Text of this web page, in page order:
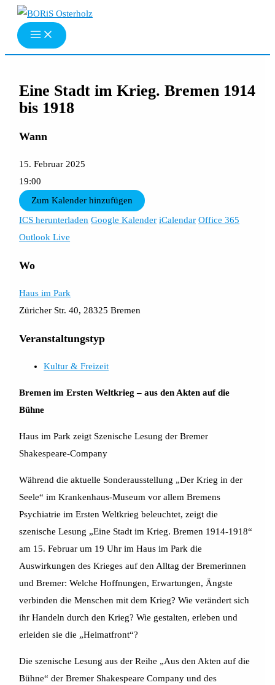
Zum
Inhalt
springen
Eine Stadt im Krieg. Bremen 1914
bis 1918
Wann
15. Februar 2025
19:00
Zum Kalender hinzufügen
ICS herunterladen Google Kalender iCalendar Office 365
Outlook Live
Wo
Haus im Park
Züricher Str. 40, 28325 Bremen
Veranstaltungstyp
Kultur & Freizeit
Bremen im Ersten Weltkrieg – aus den Akten auf die
Bühne
Haus im Park zeigt Szenische Lesung der Bremer
Shakespeare-Company
Während die aktuelle Sonderausstellung „Der Krieg in der
Seele“ im Krankenhaus-Museum vor allem Bremens
Psychiatrie im Ersten Weltkrieg beleuchtet, zeigt die
szenische Lesung „Eine Stadt im Krieg. Bremen 1914-1918“
am 15. Februar um 19 Uhr im Haus im Park die
Auswirkungen des Krieges auf den Alltag der Bremerinnen
und Bremer: Welche Hoffnungen, Erwartungen, Ängste
verbinden die Menschen mit dem Krieg? Wie verändert sich
ihr Handeln durch den Krieg? Wie gestalten, erleben und
erleiden sie die „Heimatfront“?
Die szenische Lesung aus der Reihe „Aus den Akten auf die
Bühne“ der Bremer Shakespeare Company und des